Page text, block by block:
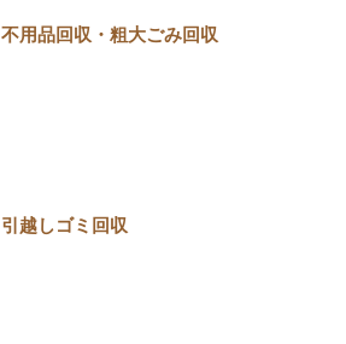
不用品回収・粗大ごみ回収
引越しゴミ回収